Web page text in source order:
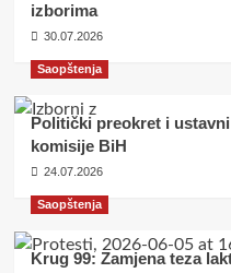
izborima
30.07.2026
Saopštenja
Politički preokret i
komisije BiH
24.07.2026
Saopštenja
Krug 99: Zamjena teza